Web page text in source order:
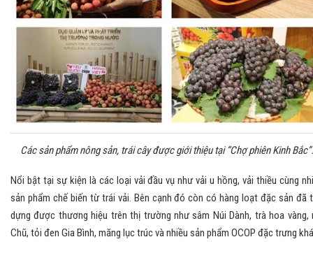
Các sản phẩm nông sản, trái cây được giới thiệu tại “Chợ phiên Kinh Bắc”.
Nổi bật tại sự kiện là các loại vải đầu vụ như vải u hồng, vải thiều cùng
sản phẩm chế biến từ trái vải. Bên cạnh đó còn có hàng loạt đặc sản đã
dựng được thương hiệu trên thị trường như sâm Núi Dành, trà hoa vàng,
Chũ, tỏi đen Gia Bình, măng lục trúc và nhiều sản phẩm OCOP đặc trưng